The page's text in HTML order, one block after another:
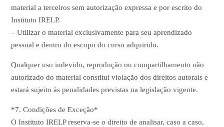
material a terceiros sem autorização expressa e por escrito do
Instituto IRELP.
– Utilizar o material exclusivamente para seu aprendizado
pessoal e dentro do escopo do curso adquirido.
Qualquer uso indevido, reprodução ou compartilhamento não
autorizado do material constitui violação dos direitos autorais e
estará sujeito às penalidades previstas na legislação vigente.
*7. Condições de Exceção*
O Instituto IRELP reserva-se o direito de analisar, caso a caso,